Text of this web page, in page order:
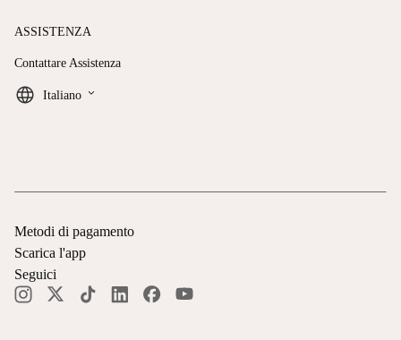
ASSISTENZA
Contattare Assistenza
Italiano keyboard_arrow_down
Metodi di pagamento
Scarica l'app
Seguici